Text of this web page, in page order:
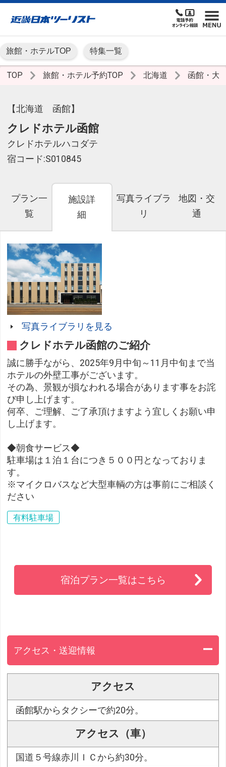
旅館・ホテルTOP 特集一覧
TOP 旅館・ホテル予約TOP 北海道 函館・大
【北海道 函館】
クレドホテル函館
クレドホテルハコダテ
宿コード:S010845
プラン一
覧
施設詳
細
写真ライブラ
リ
地図・交
通
写真ライブラリを見る
クレドホテル函館のご紹介
誠に勝手ながら、2025年9月中旬～11月中旬まで当
ホテルの外壁工事がございます。
その為、景観が損なわれる場合があります事をお詫
び申し上げます。
何卒、ご理解、ご了承頂けますよう宜しくお願い申
し上げます。
◆朝食サービス◆
駐車場は１泊１台につき５００円となっておりま
す。
※マイクロバスなど大型車輌の方は事前にご相談く
ださい
有料駐車場
宿泊プラン一覧はこちら
アクセス・送迎情報
アクセス
函館駅からタクシーで約20分。
アクセス（車）
国道５号線赤川ＩＣから約30分。